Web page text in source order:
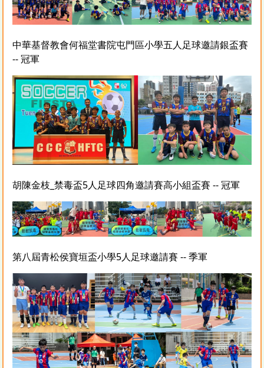
中華基督教會何福堂書院屯門區小學五人足球邀請銀盃賽
-- 冠軍
胡陳金枝_禁毒盃5人足球四角邀請賽高小組盃賽 -- 冠軍
第八屆青松侯寶垣盃小學5人足球邀請賽 -- 季軍